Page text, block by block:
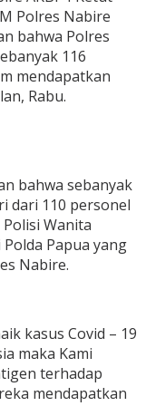
Polres Nabire
bahwa Polres
116
mendapatkan
Rabu.
bahwa sebanyak
dari 110 personel
Wanita
Papua yang
Nabire.
kasus Covid – 19
maka Kami
terhadap
mendapatkan